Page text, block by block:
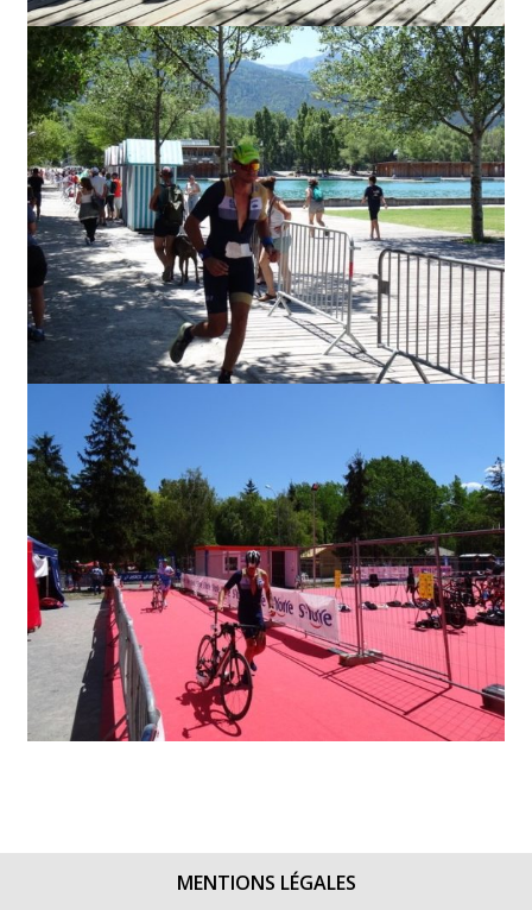
MENTIONS LÉGALES